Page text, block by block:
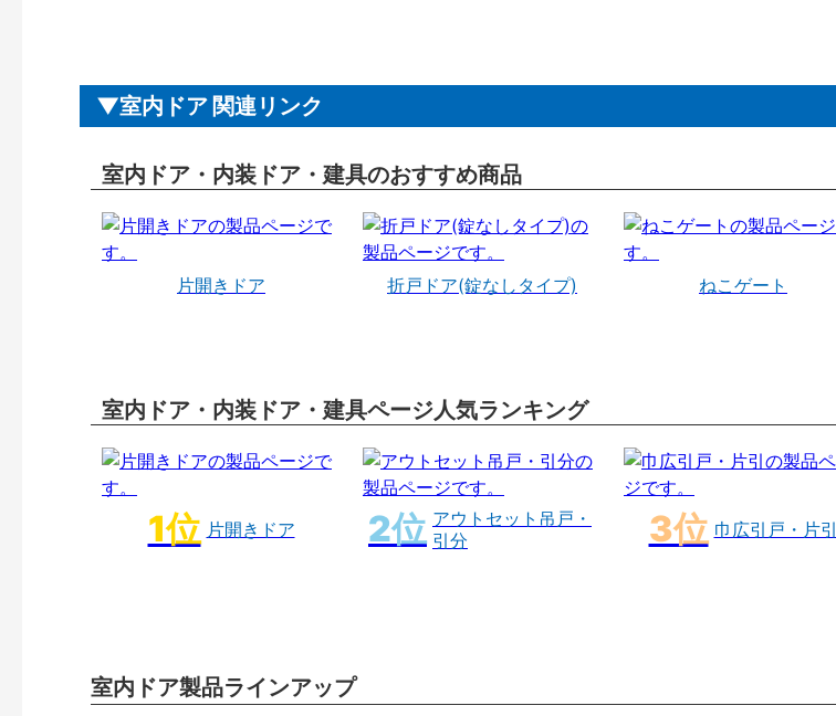
室内ドア 関連リンク
室内ドア・内装ドア・建具のおすすめ商品
片開きドア 折戸ドア(錠なしタイプ)
ねこゲート
室内ドア・内装ドア・建具ページ人気ランキング
片開きドア
アウトセット吊戸・
引分
巾広引戸・片引
室内ドア製品ラインアップ